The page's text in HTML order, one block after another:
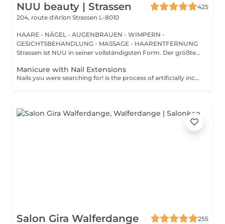
NUU beauty | Strassen
425
204, route d'Arlon Strassen L-8010
HAARE - NÄGEL - AUGENBRAUEN - WIMPERN -
GESICHTSBEHANDLUNG - MASSAGE - HAARENTFERNUNG
Strassen ist NUU in seiner vollständigsten Form. Der größte
Manicure with Nail Extensions
Nails you were searching for! is the process of artificially increasing the length of the nail using polygel material in order to correct the defects of the natural nail delamination and weakness of the nail plate. Our masters do edged, hardware, or combined manicure. How is polygel extension done? - removal of old semi-permanent (if needed) - rough skin is removed - the shape of the nail plate is corrected - the cuticle and side ridges are corrected - polygel is applied - semi-permanent nail polish is applied - cuticle oil and hand cream are applied Age restrictions: recommended to do from 16 years. Post procedure recommendations: there are no post recommendations for this procedure. Frequency: once in 3 weeks.
Salon Gira Walferdange 255